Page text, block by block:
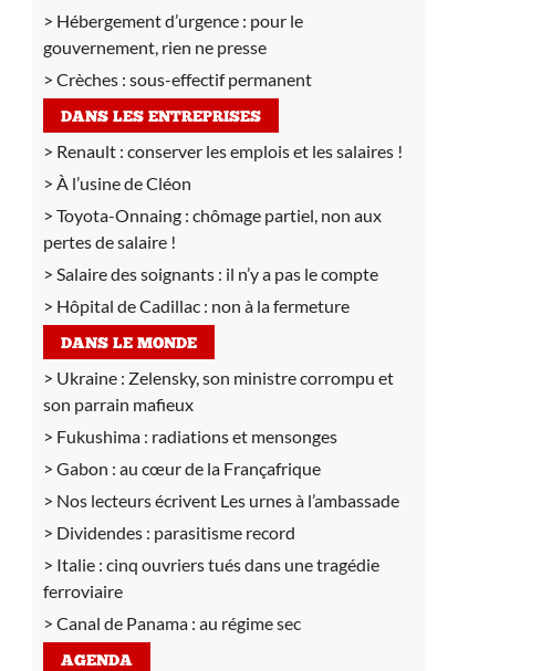
Hébergement d’urgence : pour le
gouvernement, rien ne presse
Crèches : sous-effectif permanent
DANS LES ENTREPRISES
Renault : conserver les emplois et les salaires !
À l’usine de Cléon
Toyota-Onnaing : chômage partiel, non aux
pertes de salaire !
Salaire des soignants : il n’y a pas le compte
Hôpital de Cadillac : non à la fermeture
DANS LE MONDE
Ukraine : Zelensky, son ministre corrompu et
son parrain mafieux
Fukushima : radiations et mensonges
Gabon : au cœur de la Françafrique
Nos lecteurs écrivent Les urnes à l’ambassade
Dividendes : parasitisme record
Italie : cinq ouvriers tués dans une tragédie
ferroviaire
Canal de Panama : au régime sec
AGENDA